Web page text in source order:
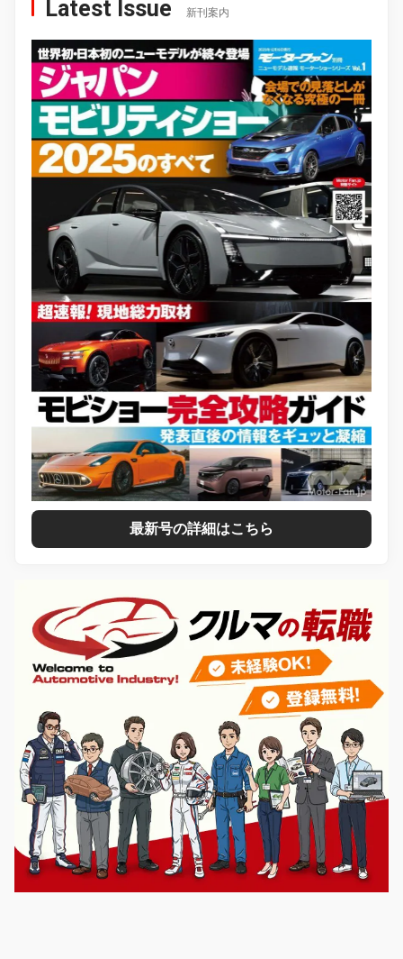
Latest Issue 新刊案内
最新号の詳細はこちら